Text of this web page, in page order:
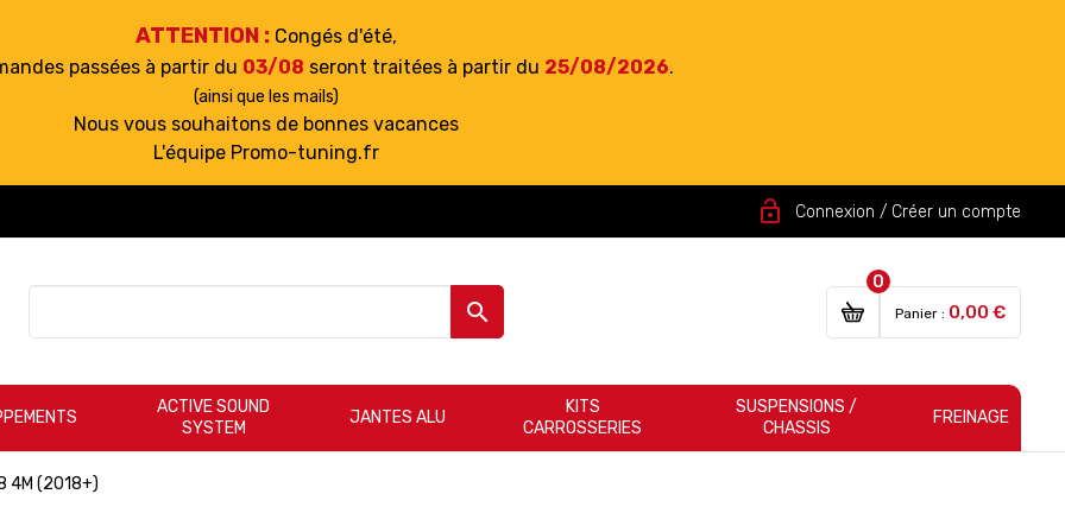
ATTENTION : Congés d'été,
passées à partir du 03/08 seront traitées à partir du 25/08/2026.
(ainsi que les mails)
Nous vous souhaitons de bonnes vacances
L'équipe Promo-tuning.fr
lock_open Connexion / Créer un compte

0
Panier : 0,00 €
ACTIVE SOUND
SYSTEM
JANTES ALU
KITS
CARROSSERIES
SUSPENSIONS /
CHASSIS
FREINAGE
4M (2018+)